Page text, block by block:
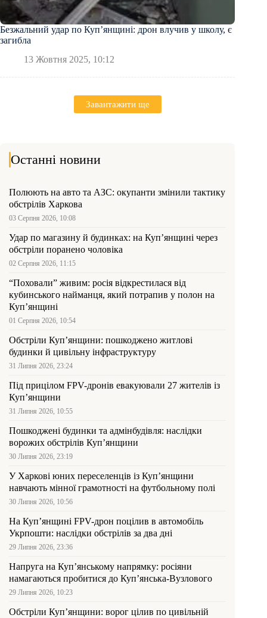
Безжальний удар по Куп’янщині: дрон влучив у школу, є
загибла
13 Жовтня 2025, 10:12
Завантажити ще
Останні новини
Полюють на авто та АЗС: окупанти змінили тактику
обстрілів Харкова
03 Серпня 2026, 10:08
Удар по магазину й будинках: на Куп’янщині через
обстріли поранено чоловіка
02 Серпня 2026, 11:15
“Поховали” живим: росія відкрестилася від
кубинського найманця, який потрапив у полон на
Куп’янщині
01 Серпня 2026, 10:54
Обстріли Куп’янщини: пошкоджено житлові
будинки й цивільну інфраструктуру
31 Липня 2026, 23:24
Під прицілом FPV-дронів евакуювали 27 жителів із
Куп’янщини
31 Липня 2026, 10:55
Пошкоджені будинки та адмінбудівля: наслідки
ворожих обстрілів Куп’янщини
30 Липня 2026, 23:19
У Харкові юних переселенців із Куп’янщини
навчають мінної грамотності на футбольному полі
30 Липня 2026, 10:56
На Куп’янщині FPV-дрон поцілив в автомобіль
Укрпошти: наслідки обстрілів за два дні
29 Липня 2026, 23:36
Напруга на Куп’янському напрямку: росіяни
намагаються пробитися до Куп’янська-Вузлового
29 Липня 2026, 10:23
Обстріли Куп’янщини: ворог цілив по цивільній